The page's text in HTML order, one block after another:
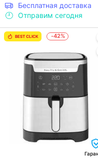
Бесплатная доставка
Отправим сегодня
BEST CLICK -42%